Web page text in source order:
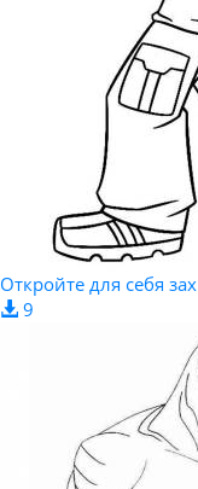
Откройте для себя
9